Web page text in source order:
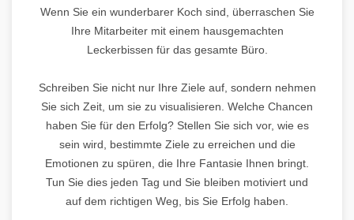
Wenn Sie ein wunderbarer Koch sind, überraschen Sie
Ihre Mitarbeiter mit einem hausgemachten
Leckerbissen für das gesamte Büro.
Schreiben Sie nicht nur Ihre Ziele auf, sondern nehmen
Sie sich Zeit, um sie zu visualisieren. Welche Chancen
haben Sie für den Erfolg? Stellen Sie sich vor, wie es
sein wird, bestimmte Ziele zu erreichen und die
Emotionen zu spüren, die Ihre Fantasie Ihnen bringt.
Tun Sie dies jeden Tag und Sie bleiben motiviert und
auf dem richtigen Weg, bis Sie Erfolg haben.